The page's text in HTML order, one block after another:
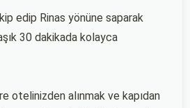
edip Rinas yönüne saparak
30 dakikada kolayca
otelinizden alınmak ve kapıdan